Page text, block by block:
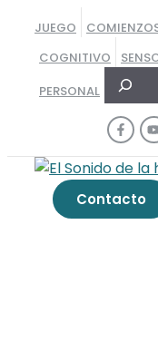
contenido
JUEGO
COGNITIVO
PERSONAL
Buscar
Contacto